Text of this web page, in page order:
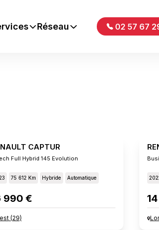
Réseau 02 57 67
CAPTUR
Full Hybrid 145 Evolution
75 612 Km Hybride Automatique
990 €
(29)